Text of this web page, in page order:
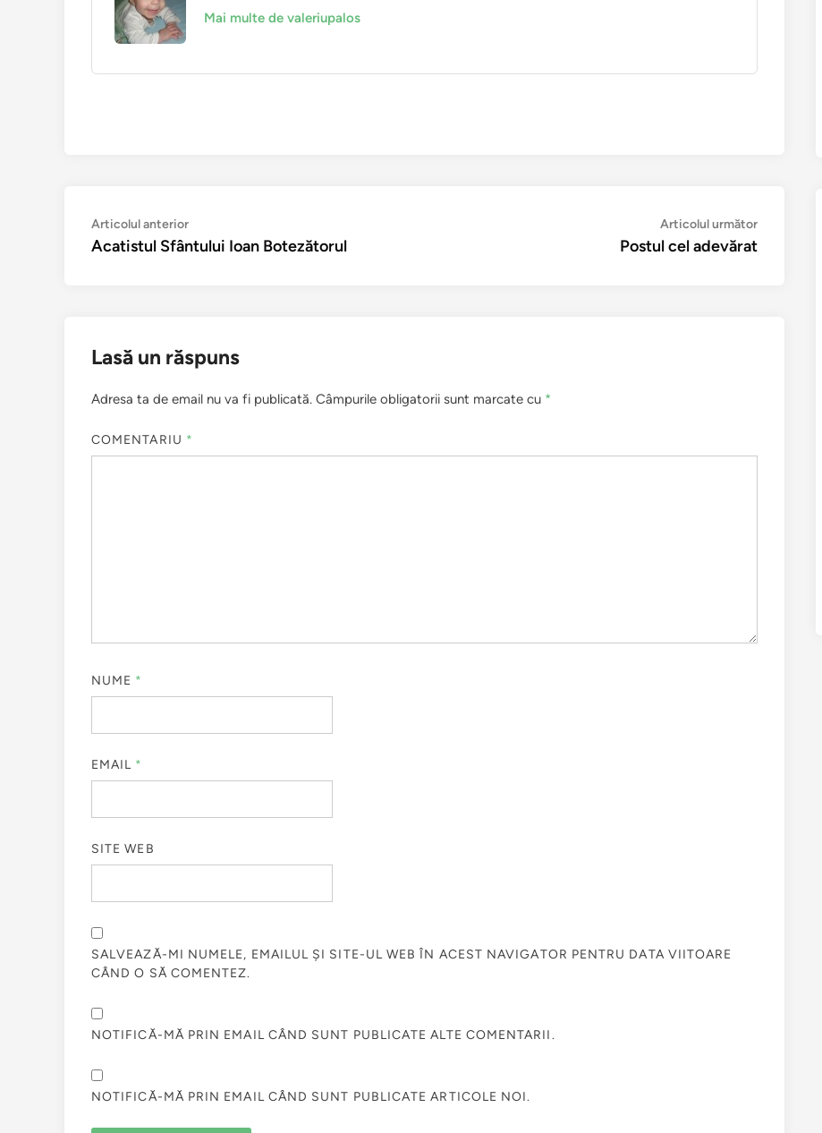
Mai multe de valeriupalos
Navigare
în
Articolul anteriorArticolul
anterior:
Acatistul Sfântului Ioan Botezătorul
Articolul următorArticolul
următor:
Postul cel adevărat
Lasă un răspuns
Adresa ta de email nu va fi publicată. Câmpurile obligatorii sunt marcate cu *
COMENTARIU *
NUME *
EMAIL *
SITE WEB
SALVEAZĂ-MI NUMELE, EMAILUL ȘI SITE-UL WEB ÎN ACEST NAVIGATOR PENTRU DATA VIITOARE
CÂND O SĂ COMENTEZ.
NOTIFICĂ-MĂ PRIN EMAIL CÂND SUNT PUBLICATE ALTE COMENTARII.
NOTIFICĂ-MĂ PRIN EMAIL CÂND SUNT PUBLICATE ARTICOLE NOI.